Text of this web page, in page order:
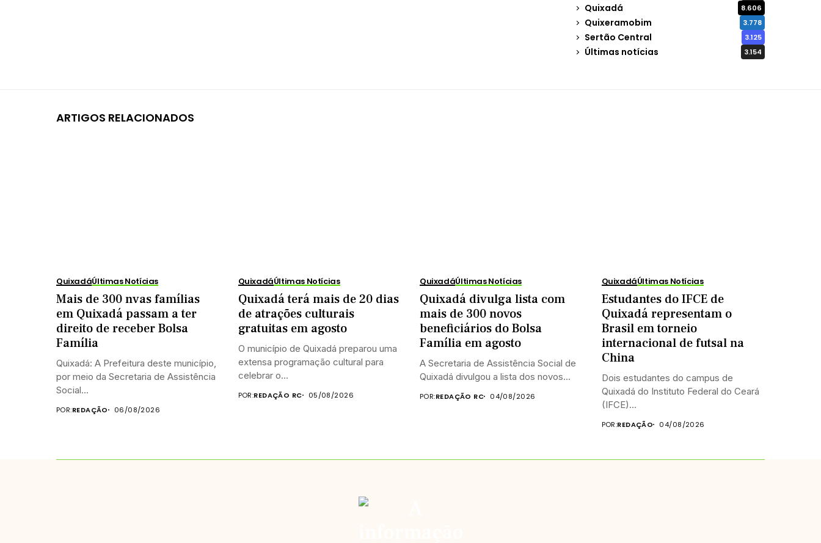
Quixadá 8.606
Quixeramobim 3.778
Sertão Central 3.125
Últimas notícias 3.154
ARTIGOS RELACIONADOS
QuixadáÚltimas Notícias
Mais de 300 nvas famílias
em Quixadá passam a ter
direito de receber Bolsa
Família
Quixadá: A Prefeitura deste município,
por meio da Secretaria de Assistência
Social...
POR:REDAÇÃO 06/08/2026
QuixadáÚltimas Notícias
Quixadá terá mais de 20 dias
de atrações culturais
gratuitas em agosto
O município de Quixadá preparou uma
extensa programação cultural para
celebrar o...
POR:REDAÇÃO RC 05/08/2026
QuixadáÚltimas Notícias
Quixadá divulga lista com
mais de 300 novos
beneficiários do Bolsa
Família em agosto
A Secretaria de Assistência Social de
Quixadá divulgou a lista dos novos...
POR:REDAÇÃO RC 04/08/2026
QuixadáÚltimas Notícias
Estudantes do IFCE de
Quixadá representam o
Brasil em torneio
internacional de futsal na
China
Dois estudantes do campus de
Quixadá do Instituto Federal do Ceará
(IFCE)...
POR:REDAÇÃO 04/08/2026